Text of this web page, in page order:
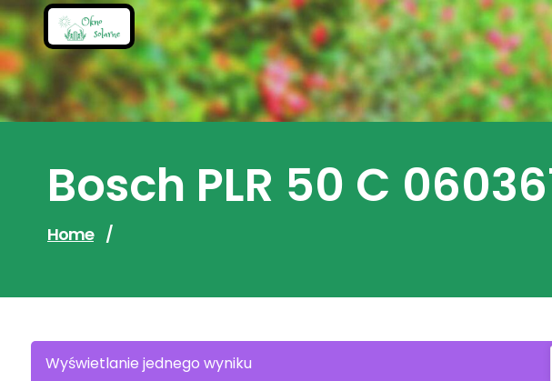
Skip
to
content
Bosch PLR 50 C
Home /
Wyświetlanie jednego wyniku